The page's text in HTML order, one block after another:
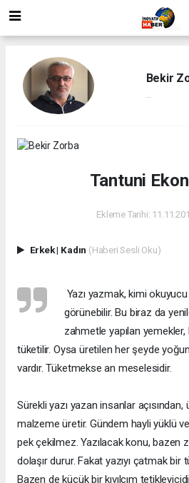
Bekir
Tantuni
Ekleme Tarihi:
Erkek| Kadın (Haberi Sesli Oku)
Yazı yazmak, kimi okuyucu
görünebilir. Bu biraz da
zahmetle yapılan
tüketilir. Oysa üretilen her şeyde
vardır. Tüketmekse an meselesidir.
Sürekli yazı yazan insanlar
malzeme üretir. Gündem hayli yüklü
pek çekilmez. Yazılacak konu, bazen
dolaşır durur. Fakat yazıyı çatmak
Bazen de küçük bir kıvılcım